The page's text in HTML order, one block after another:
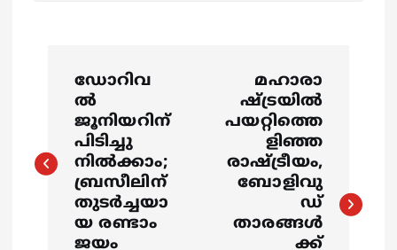
s
ഡോറിവ
ല്‍
ജൂനിയറിന്
പിടിച്ചു
നില്‍ക്കാം;
ബ്രസീലിന്
തുടര്‍ച്ചയാ
യ രണ്ടാം
ജയം
മഹാരാ
ഷ്ട്രയിൽ
പയറ്റിത്തെ
ളിഞ്ഞ
രാഷ്ട്രീയം,
ബോളിവു
ഡ്
താരങ്ങൾ
ക്ക്